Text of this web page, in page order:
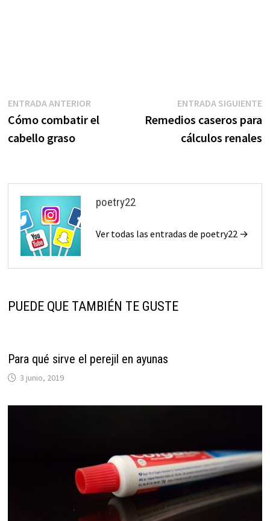
Navegación
de
entradas
ENTRADA ANTERIOREntrada
anterior:
Cómo combatir el
cabello graso
ENTRADA SIGUIENTE
Remedios caseros para
cálculos renales
poetry22
Ver todas las entradas de poetry22 →
PUEDE QUE TAMBIÉN TE GUSTE
Para qué sirve el perejil en ayunas
3 junio, 2019